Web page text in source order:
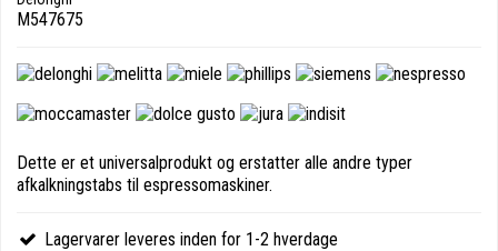
M547675
Dette er et universalprodukt og erstatter alle andre typer
afkalkningstabs til espressomaskiner.
Lagervarer leveres inden for 1-2 hverdage